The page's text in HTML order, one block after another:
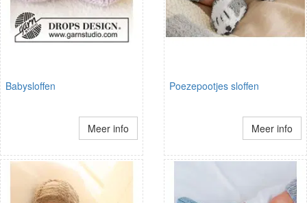
Babysloffen
Meer info
Poezepootjes sloffen
Meer info